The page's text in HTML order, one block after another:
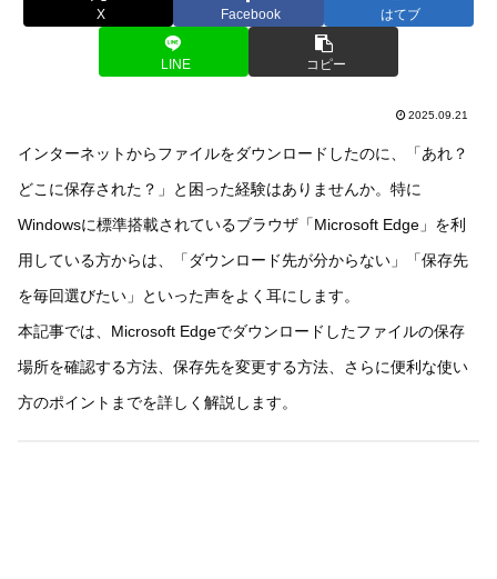
X Facebook はてブ
LINE コピー
2025.09.21
インターネットからファイルをダウンロードしたのに、「あれ？
どこに保存された？」と困った経験はありませんか。特に
Windowsに標準搭載されているブラウザ「Microsoft Edge」を利
用している方からは、「ダウンロード先が分からない」「保存先
を毎回選びたい」といった声をよく耳にします。
本記事では、Microsoft Edgeでダウンロードしたファイルの保存
場所を確認する方法、保存先を変更する方法、さらに便利な使い
方のポイントまでを詳しく解説します。